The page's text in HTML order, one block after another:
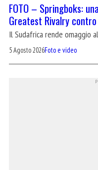
FOTO – Springboks:
Greatest Rivalry
Il Sudafrica rende omaggio
5 Agosto 2026Foto e video